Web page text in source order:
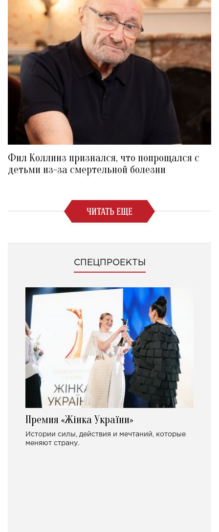
Фил Коллинз признался, что попрощался с
детьми из-за смертельной болезни
ЧИТАТЬ ЕЩЕ
СПЕЦПРОЕКТЫ
Премия «Жінка України»
Истории силы, действия и мечтаний, которые
меняют страну.